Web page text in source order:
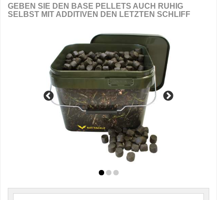
GEBEN SIE DEN BASE PELLETS AUCH RUHIG
SELBST MIT ADDITIVEN DEN LETZTEN SCHLIFF